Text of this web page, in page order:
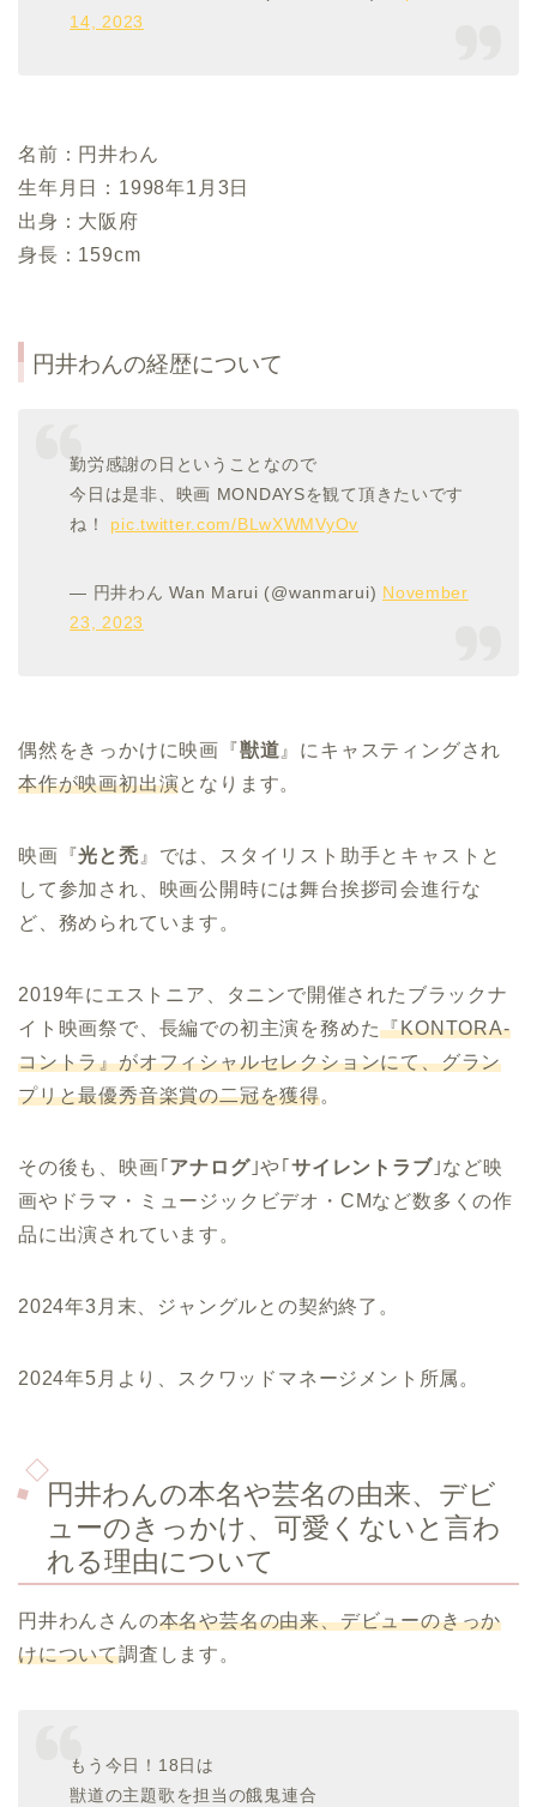
14, 2023
名前：円井わん
生年月日：1998年1月3日
出身：大阪府
身長：159cm
円井わんの経歴について
勤労感謝の日ということなので
今日は是非、映画 MONDAYSを観て頂きたいです
ね！ pic.twitter.com/BLwXWMVyOv
— 円井わん Wan Marui (@wanmarui) November
23, 2023
偶然をきっかけに映画『獣道 』にキャスティングされ
本作が映画初出演となります。
映画『光と禿』では、スタイリスト助手とキャストと
して参加され、映画公開時には舞台挨拶司会進行な
ど、務められています。
2019年にエストニア、タニンで開催されたブラックナ
イト映画祭で、長編での初主演を務めた『KONTORA-
コントラ』がオフィシャルセレクションにて、グラン
プリと最優秀音楽賞の二冠を獲得。
その後も、映画｢ アナログ｣や｢サイレントラブ｣など映
画やドラマ・ミュージックビデオ・CMなど数多くの作
品に出演されています。
2024年3月末、ジャングルとの契約終了。
2024年5月より、スクワッドマネージメント所属。
円井わんの本名や芸名の由来、デビ
ューのきっかけ、可愛くないと言わ
れる理由について
円井わんさんの本名や芸名の由来、デビューのきっか
けについて調査します。
もう今日！18日は
獣道の主題歌を担当の餓鬼連合